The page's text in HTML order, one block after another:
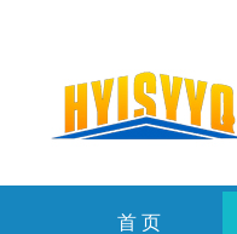
首 页